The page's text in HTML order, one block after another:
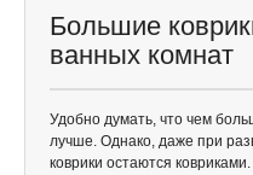
Большие
ванных комнат
Удобно думать, что чем
лучше. Однако, даже при
коврики остаются